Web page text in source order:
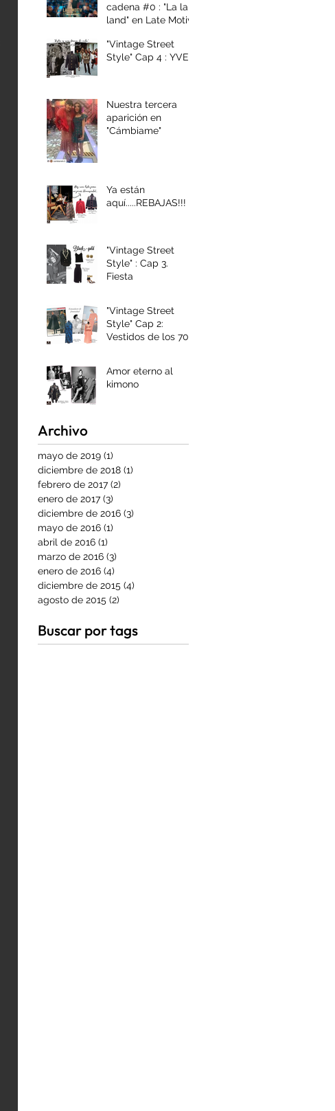
cadena #0 : "La la
land" en Late Motiv
"Vintage Street
Style" Cap 4 : YVES
Nuestra tercera
aparición en
"Cámbiame"
Ya están
aquí.....REBAJAS!!!
"Vintage Street
Style" : Cap 3.
Fiesta
"Vintage Street
Style" Cap 2:
Vestidos de los 70's
Amor eterno al
kimono
Archivo
mayo de 2019 (1)
diciembre de 2018 (1)
febrero de 2017 (2)
enero de 2017 (3)
diciembre de 2016 (3)
mayo de 2016 (1)
abril de 2016 (1)
marzo de 2016 (3)
enero de 2016 (4)
diciembre de 2015 (4)
agosto de 2015 (2)
Buscar por tags